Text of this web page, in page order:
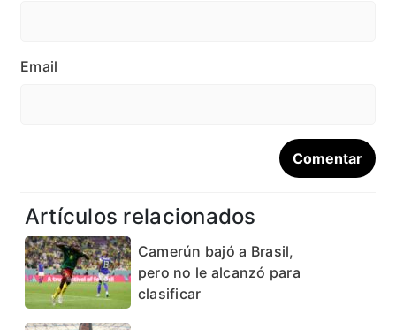
Email
Artículos relacionados
Camerún bajó a Brasil,
pero no le alcanzó para
clasificar